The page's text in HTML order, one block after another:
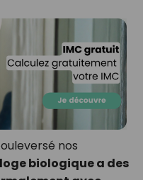
nos
biologique a des